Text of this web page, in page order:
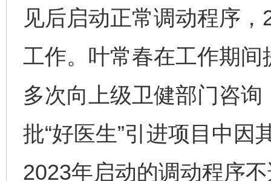
见后启动正常调动程序
工作。叶常春在工作期间
多次向上级卫健部门咨
批“好医生”引进项目中因
2023年启动的调动程序